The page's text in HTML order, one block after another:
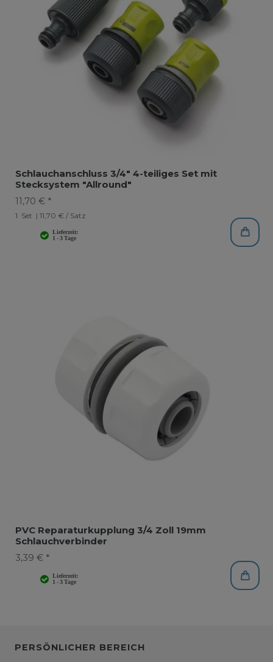
Schlauchanschluss 3/4" 4-teiliges Set mit
Stecksystem "Allround"
11,70 € *
1 Set | 11,70 € / Satz
PVC Reparaturkupplung 3/4 Zoll 19mm
Schlauchverbinder
3,39 € *
PERSÖNLICHER BEREICH